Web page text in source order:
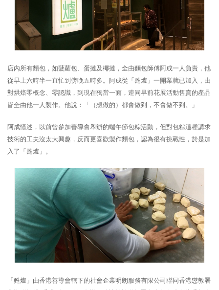
店內所有麵包，如菠蘿包、蛋撻及椰撻，全由麵包師傅阿成一人負責，他
從早上六時半一直忙到傍晚五時多。阿成從「甦爐」一開業就已加入，由
對烘焙零概念、零認識，到現在獨當一面，連同早前花展活動售賣的產品
皆全由他一人製作。他說：「（想做的）都會做到，不會做不到。」
阿成憶述，以前曾參加善導會舉辦的端午節包粽活動，但對包粽這種講求
技術的工夫沒太大興趣，反而更喜歡製作麵包，認為很有挑戰性，於是加
入了「甦爐」。
「甦爐」由香港善導會轄下的社會企業明朗服務有限公司聯同香港懲教署